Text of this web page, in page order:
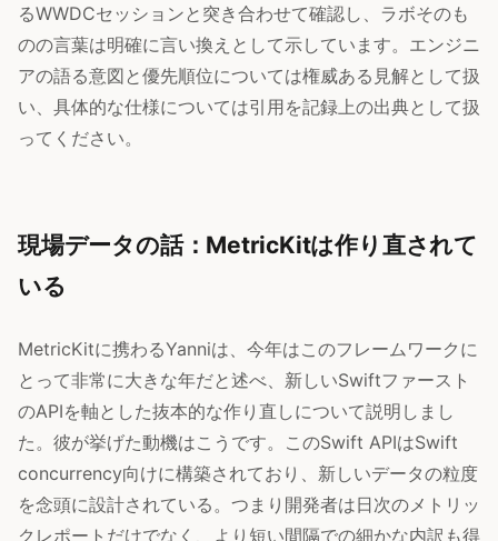
るWWDCセッションと突き合わせて確認し、ラボそのも
のの言葉は明確に言い換えとして示しています。エンジニ
アの語る意図と優先順位については権威ある見解として扱
い、具体的な仕様については引用を記録上の出典として扱
ってください。
現場データの話：MetricKitは作り直されて
いる
MetricKitに携わるYanniは、今年はこのフレームワークに
とって非常に大きな年だと述べ、新しいSwiftファースト
のAPIを軸とした抜本的な作り直しについて説明しまし
た。彼が挙げた動機はこうです。このSwift APIはSwift
concurrency向けに構築されており、新しいデータの粒度
を念頭に設計されている。つまり開発者は日次のメトリッ
クレポートだけでなく、より短い間隔での細かな内訳も得